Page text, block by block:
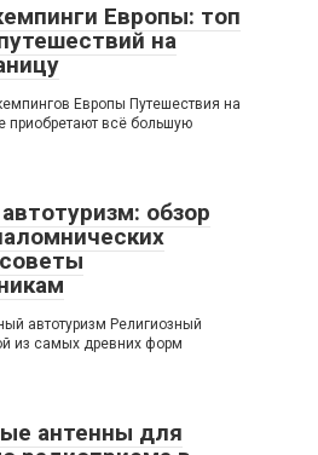
Европы: топ
на
Европы Путешествия на
приобретают всё большую
обзор
автотуризм Религиозный
из самых древних форм
антенны для